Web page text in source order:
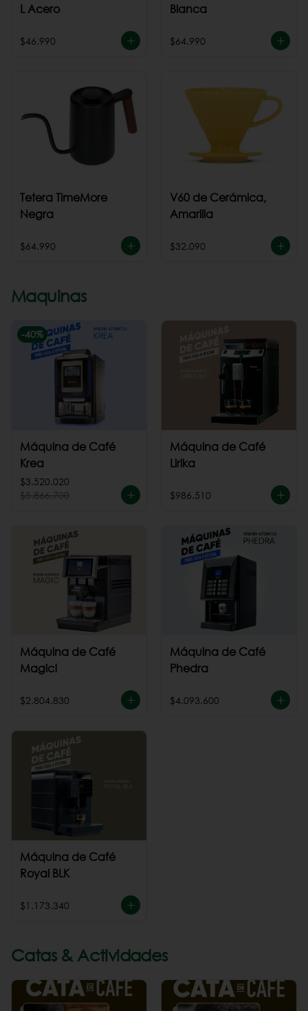
L Acero
$46.990
Blanca
$64.990
Tetera TimeMore
Negra
$64.990
V60 de Cerámica,
Amarilla
$32.090
Maquinas
-40%
Máquina de Café
Krea
$3.520.020
$5.866.700
Máquina de Café
Lirika
$986.510
Máquina de Café
Magic!
$2.804.830
Máquina de Café
Phedra
$4.093.600
Máquina de Café
Royal BLK
$1.173.340
Catas & Actividades